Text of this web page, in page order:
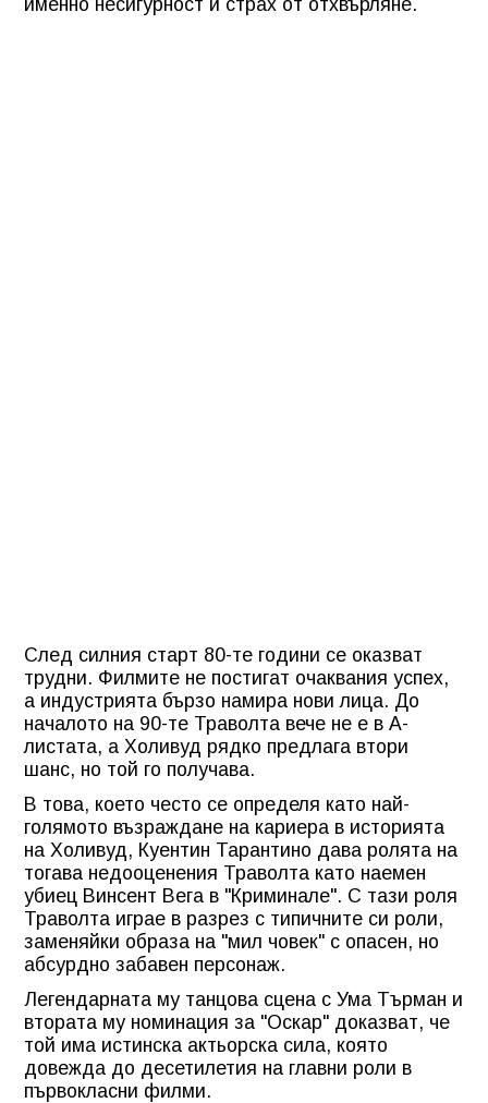
След силния старт 80-те години се оказват
трудни. Филмите не постигат очаквания успех,
а индустрията бързо намира нови лица. До
началото на 90-те Траволта вече не е в А-
листата, а Холивуд рядко предлага втори
шанс, но той го получава.
В това, което често се определя като най-
голямото възраждане на кариера в историята
на Холивуд, Куентин Тарантино дава ролята на
тогава недооценения Траволта като наемен
убиец Винсент Вега в "Криминале". С тази роля
Траволта играе в разрез с типичните си роли,
заменяйки образа на "мил човек" с опасен, но
абсурдно забавен персонаж.
Легендарната му танцова сцена с Ума Търман и
втората му номинация за "Оскар" доказват, че
той има истинска актьорска сила, която
довежда до десетилетия на главни роли в
първокласни филми.